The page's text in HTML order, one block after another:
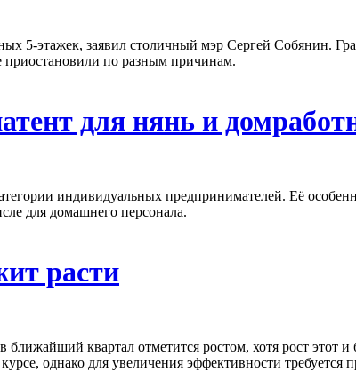
5-этажек, заявил столичный мэр Сергей Собянин.
приостановили по разным причинам.
для нянь и
индивидуальных предпринимателей. Её
для домашнего персонала.
расти
квартал отметится ростом, хотя рост этот и
однако для увеличения эффективности требуется